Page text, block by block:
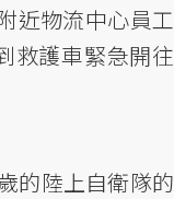
近物流中心員工
救護車緊急開往
的陸上自衛隊的